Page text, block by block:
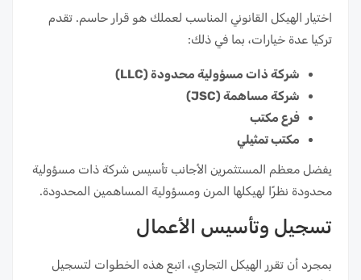
اختيار الهيكل القانوني المناسب لعملك هو قرار حاسم. تقدم
تركيا عدة خيارات، بما في ذلك:
شركة ذات مسؤولية محدودة (LLC)
شركة مساهمة (JSC)
فرع مكتب
مكتب تمثيلي
يفضل معظم المستثمرين الأجانب تأسيس شركة ذات مسؤولية
محدودة نظرًا لهيكلها المرن ومسؤولية المساهمين المحدودة.
تسجيل وتأسيس الأعمال
بمجرد أن تقرر الهيكل التجاري، اتبع هذه الخطوات لتسجيل